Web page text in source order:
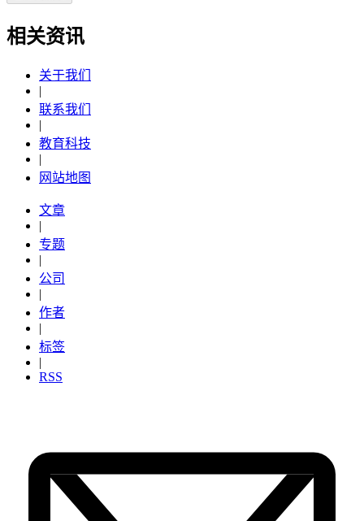
相关资讯
关于我们
联系我们
教育科技
网站地图
文章
专题
公司
作者
标签
RSS